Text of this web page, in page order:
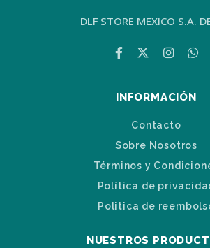
DLF STORE MEXICO S.A.
INFORMACIÓN
Contacto
Sobre Nosotros
Términos y
Política de
Politica de
NUESTROS